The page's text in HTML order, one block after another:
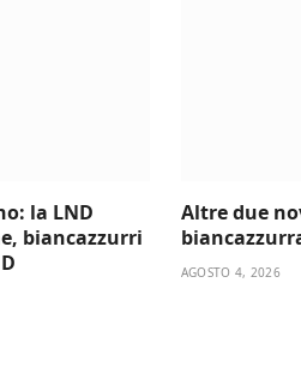
la LND
biancazzurri
Altre due
AGOSTO 4, 2026